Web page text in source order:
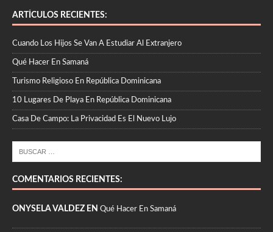
ARTÍCULOS RECIENTES:
Cuando Los Hijos Se Van A Estudiar Al Extranjero
Qué Hacer En Samaná
Turismo Religioso En República Dominicana
10 Lugares De Playa En República Dominicana
Casa De Campo: La Privacidad Es El Nuevo Lujo
COMENTARIOS RECIENTES:
ONYSELA VALDEZ EN Qué Hacer En Samaná